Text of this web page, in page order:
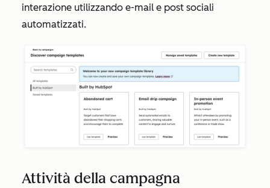
interazione utilizzando e-mail e post sociali
automatizzati.
Attività della campagna